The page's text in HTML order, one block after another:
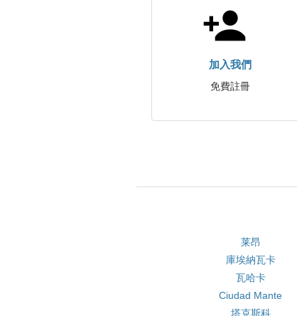
加入我們
免費註冊
莱昂
庫埃納瓦卡
瓦哈卡
Ciudad Mante
塔克斯科